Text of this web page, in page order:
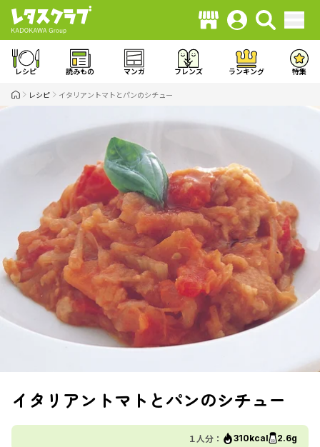
レシピ 読みもの マンガ フレンズ ランキング 特集
レシピ イタリアントマトとパンのシチュー
イタリアントマトとパンのシチュー
１人分： 310kcal 2.6g